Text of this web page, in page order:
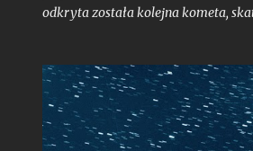
odkryta została kolejna kometa,
zbyt wcześnie. - (Uwaga: w
aktualizacje prognoz ze stycznia
razu przejść do uaktualnienia . -
przejść do aktualizacji z 05.05.2013 r.